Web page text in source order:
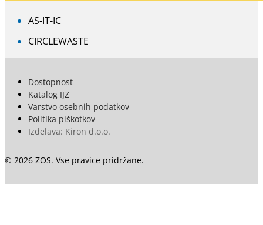
AS-IT-IC
CIRCLEWASTE
© 2026 ZOS. Vse pravice pridržane.
Dostopnost
Katalog IJZ
Varstvo osebnih podatkov
Politika piškotkov
Izdelava: Kiron d.o.o.